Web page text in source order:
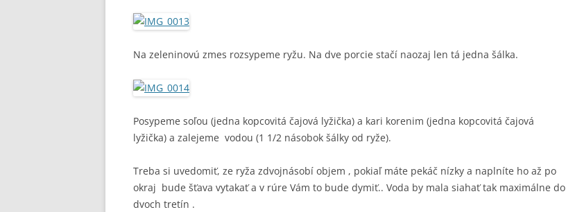
Na zeleninovú zmes rozsypeme ryžu. Na dve porcie stačí naozaj len tá jedna šálka.
Posypeme soľou (jedna kopcovitá čajová lyžička) a kari korenim (jedna kopcovitá čajová
lyžička) a zalejeme vodou (1 1/2 násobok šálky od ryže).
Treba si uvedomiť, ze ryža zdvojnásobí objem , pokiaľ máte pekáč nízky a naplníte ho až po
okraj bude šťava vytakať a v rúre Vám to bude dymiť.. Voda by mala siahať tak maximálne do
dvoch tretín .